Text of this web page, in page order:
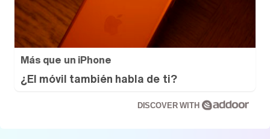
Más que un iPhone
¿El móvil también habla de ti?
DISCOVER WITH